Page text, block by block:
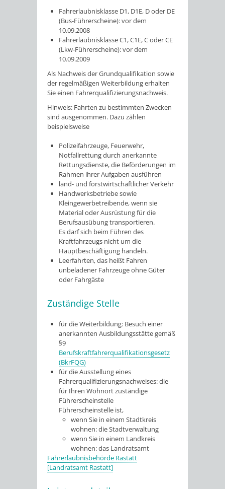
Fahrerlaubnisklasse D1, D1E, D oder DE
(Bus-Führerscheine): vor dem
10.09.2008
Fahrerlaubnisklasse C1, C1E, C oder CE
(Lkw-Führerscheine): vor dem
10.09.2009
Als Nachweis der Grundqualifikation sowie
der regelmäßigen Weiterbildung erhalten
Sie einen Fahrerqualifizierungsnachweis.
Hinweis: Fahrten zu bestimmten Zwecken
sind ausgenommen. Dazu zählen
beispielsweise
Polizeifahrzeuge, Feuerwehr,
Notfallrettung durch anerkannte
Rettungsdienste, die Beförderungen im
Rahmen ihrer Aufgaben ausführen
land- und forstwirtschaftlicher Verkehr
Handwerksbetriebe sowie
Kleingewerbetreibende, wenn sie
Material oder Ausrüstung für die
Berufsausübung transportieren.
Es darf sich beim Führen des
Kraftfahrzeugs nicht um die
Hauptbeschäftigung handeln.
Leerfahrten, das heißt Fahren
unbeladener Fahrzeuge ohne Güter
oder Fahrgäste
Zuständige Stelle
für die Weiterbildung: Besuch einer
anerkannten Ausbildungsstätte gemäß
§9
Berufskraftfahrerqualifikationsgesetz
(BkrFQG)
für die Ausstellung eines
Fahrerqualifizierungsnachweises: die
für Ihren Wohnort zuständige
Führerscheinstelle
Führerscheinstelle ist,
wenn Sie in einem Stadtkreis
wohnen: die Stadtverwaltung
wenn Sie in einem Landkreis
wohnen: das Landratsamt
Fahrerlaubnisbehörde Rastatt
[Landratsamt Rastatt]